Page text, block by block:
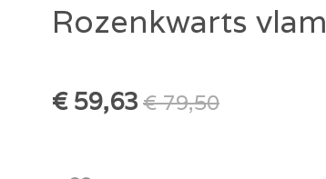
Rozenkwarts vlam
€ 59,63 € 79,50